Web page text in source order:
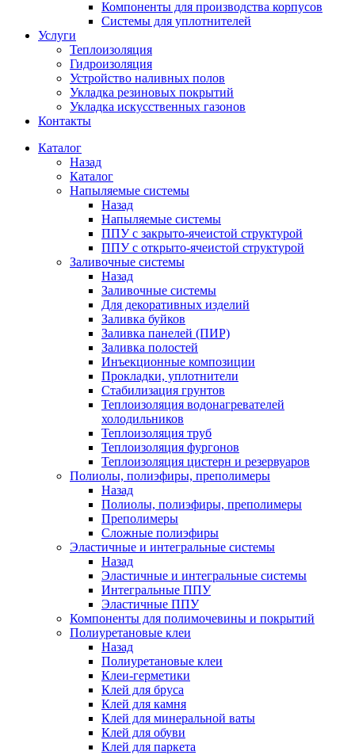
Компоненты для производства корпусов
Системы для уплотнителей
Услуги
Теплоизоляция
Гидроизоляция
Устройство наливных полов
Укладка резиновых покрытий
Укладка искусственных газонов
Контакты
Каталог
Назад
Каталог
Напыляемые системы
Назад
Напыляемые системы
ППУ с закрыто-ячеистой структурой
ППУ с открыто-ячеистой структурой
Заливочные системы
Назад
Заливочные системы
Для декоративных изделий
Заливка буйков
Заливка панелей (ПИР)
Заливка полостей
Инъекционные композиции
Прокладки, уплотнители
Стабилизация грунтов
Теплоизоляция водонагревателей
холодильников
Теплоизоляция труб
Теплоизоляция фургонов
Теплоизоляция цистерн и резервуаров
Полиолы, полиэфиры, преполимеры
Назад
Полиолы, полиэфиры, преполимеры
Преполимеры
Сложные полиэфиры
Эластичные и интегральные системы
Назад
Эластичные и интегральные системы
Интегральные ППУ
Эластичные ППУ
Компоненты для полимочевины и покрытий
Полиуретановые клеи
Назад
Полиуретановые клеи
Клеи-герметики
Клей для бруса
Клей для камня
Клей для минеральной ваты
Клей для обуви
Клей для паркета